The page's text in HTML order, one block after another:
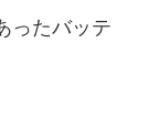
ったバッテ